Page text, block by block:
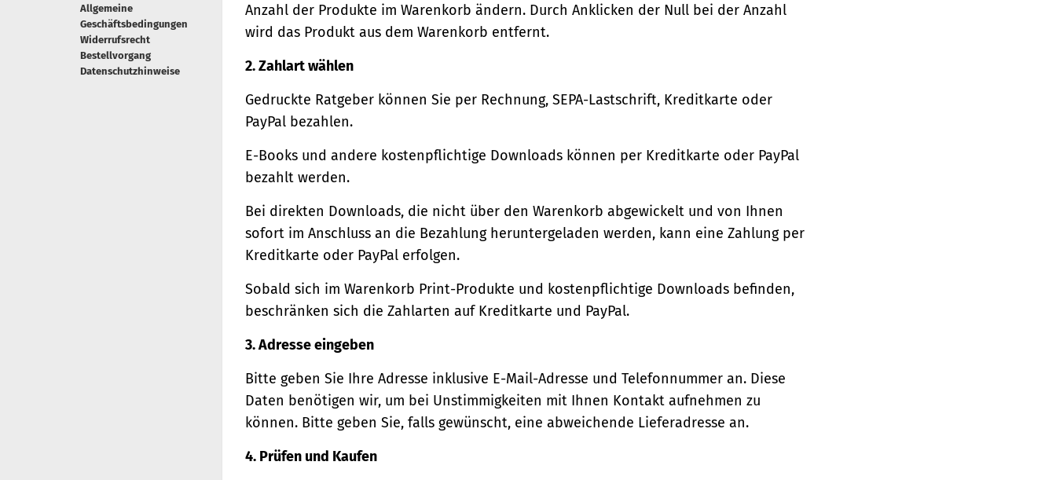
Allgemeine
Geschäftsbedingungen
Widerrufsrecht
Bestellvorgang
Datenschutzhinweise
Anzahl der Produkte im Warenkorb ändern. Durch Anklicken der Null bei der Anzahl
wird das Produkt aus dem Warenkorb entfernt.
2. Zahlart wählen
Gedruckte Ratgeber können Sie per Rechnung, SEPA-Lastschrift, Kreditkarte oder
PayPal bezahlen.
E-Books und andere kostenpflichtige Downloads können per Kreditkarte oder PayPal
bezahlt werden.
Bei direkten Downloads, die nicht über den Warenkorb abgewickelt und von Ihnen
sofort im Anschluss an die Bezahlung heruntergeladen werden, kann eine Zahlung per
Kreditkarte oder PayPal erfolgen.
Sobald sich im Warenkorb Print-Produkte und kostenpflichtige Downloads befinden,
beschränken sich die Zahlarten auf Kreditkarte und PayPal.
3. Adresse eingeben
Bitte geben Sie Ihre Adresse inklusive E-Mail-Adresse und Telefonnummer an. Diese
Daten benötigen wir, um bei Unstimmigkeiten mit Ihnen Kontakt aufnehmen zu
können. Bitte geben Sie, falls gewünscht, eine abweichende Lieferadresse an.
4. Prüfen und Kaufen